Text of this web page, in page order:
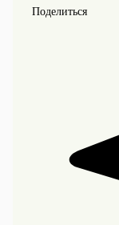
Поделиться